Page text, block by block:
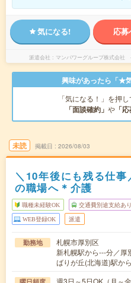
気になる! 応
派遣会社 マンパワーグループ株式会社
興味があったら「★
「気になる！」を押
「面談確約」 や 「
未読 掲載日 2026/08/03
＼10年後にも残る仕
の職場へ＊介護
職種未経験OK 交通費別途支給あり
WEB登録OK 派遣
勤務地
札幌市厚別区
新札幌駅から---分／厚
ばりが丘(北海道)駅か
週3日～5日OK（月